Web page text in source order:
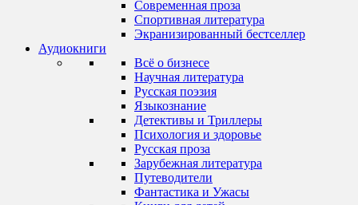
Современная проза
Спортивная литература
Экранизированный бестселлер
Аудиокниги
Всё о бизнесе
Научная литература
Русская поэзия
Языкознание
Детективы и Триллеры
Психология и здоровье
Русская проза
Зарубежная литература
Путеводители
Фантастика и Ужасы